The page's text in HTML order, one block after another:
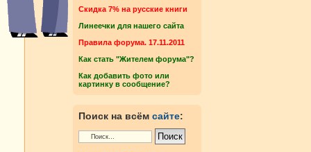
Cкидка 7% на русские книги
Линеечки для нашего сайта
Правила форума. 17.11.2011
Как стать "Жителем форума"?
Как добавить фото или
картинку в сообщение?
Поиск на всём сайте: